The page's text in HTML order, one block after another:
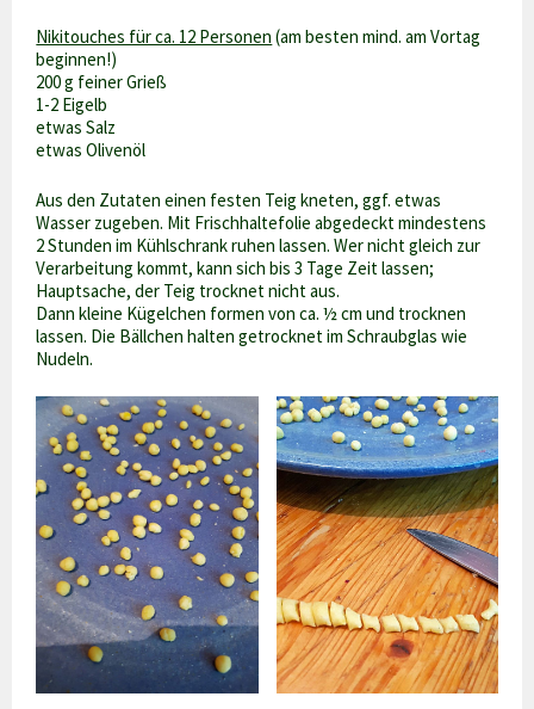
Nikitouches für ca. 12 Personen (am besten mind. am Vortag
beginnen!)
200 g feiner Grieß
1-2 Eigelb
etwas Salz
etwas Olivenöl
Aus den Zutaten einen festen Teig kneten, ggf. etwas
Wasser zugeben. Mit Frischhaltefolie abgedeckt mindestens
2 Stunden im Kühlschrank ruhen lassen. Wer nicht gleich zur
Verarbeitung kommt, kann sich bis 3 Tage Zeit lassen;
Hauptsache, der Teig trocknet nicht aus.
Dann kleine Kügelchen formen von ca. ½ cm und trocknen
lassen. Die Bällchen halten getrocknet im Schraubglas wie
Nudeln.